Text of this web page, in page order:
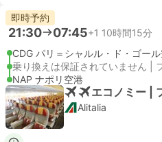
即時予約
21:30 07:45+1 10時間15分
CDG パリ＝シャルル・ド・ゴー
乗り換えは保証されていません |
NAP ナポリ空港
エコノミー |
Alitalia